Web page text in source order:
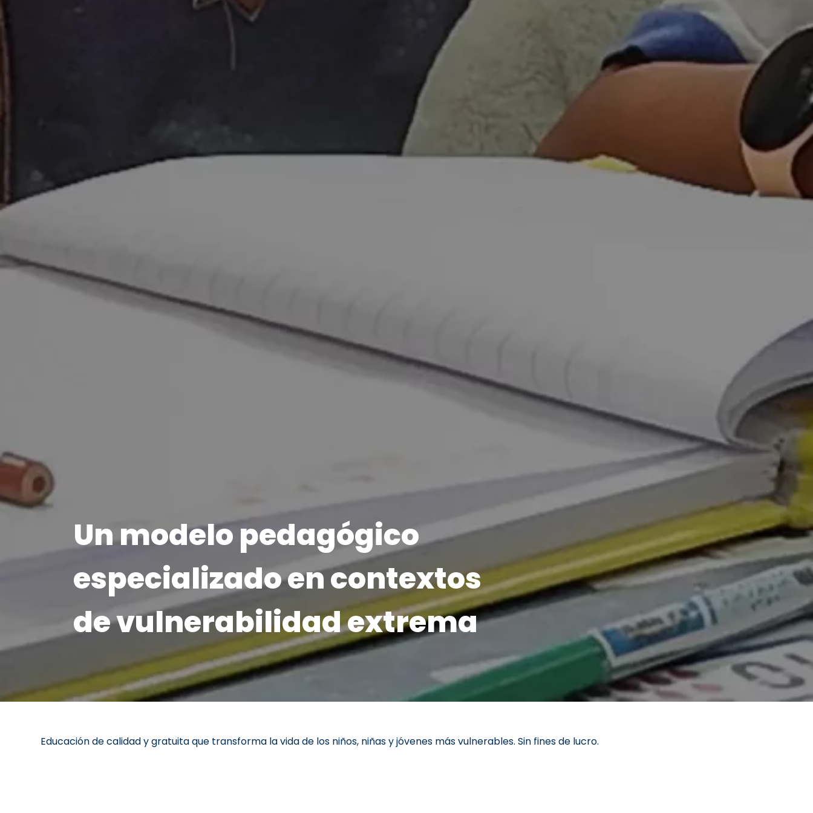
Un modelo pedagógico
especializado en contextos
de vulnerabilidad extrema
Educación de calidad y gratuita que transforma la vida de los niños, niñas y jóvenes más vulnerables. Sin fines de lucro.